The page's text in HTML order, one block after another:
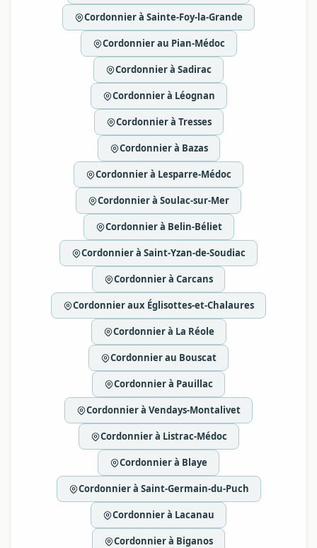
Cordonnier à Sainte-Foy-la-Grande
Cordonnier au Pian-Médoc
Cordonnier à Sadirac
Cordonnier à Léognan
Cordonnier à Tresses
Cordonnier à Bazas
Cordonnier à Lesparre-Médoc
Cordonnier à Soulac-sur-Mer
Cordonnier à Belin-Béliet
Cordonnier à Saint-Yzan-de-Soudiac
Cordonnier à Carcans
Cordonnier aux Églisottes-et-Chalaures
Cordonnier à La Réole
Cordonnier au Bouscat
Cordonnier à Pauillac
Cordonnier à Vendays-Montalivet
Cordonnier à Listrac-Médoc
Cordonnier à Blaye
Cordonnier à Saint-Germain-du-Puch
Cordonnier à Lacanau
Cordonnier à Biganos